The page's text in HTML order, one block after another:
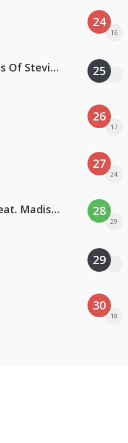
PAWSA & The Adventures Of Stevie V
David Guetta & Alesso feat. Madison Love
24
16
25
26
17
27
24
28
29
29
30
18